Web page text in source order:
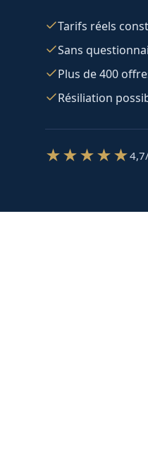
Tarifs réels
Sans
Plus de 400
Résiliation
★★★★★